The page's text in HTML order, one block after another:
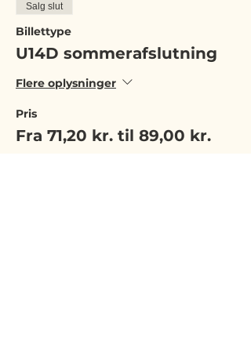
Salg slut
Billettype
U14D sommerafslutning
Flere oplysninger
Pris
Fra 71,20 kr. til 89,00 kr.